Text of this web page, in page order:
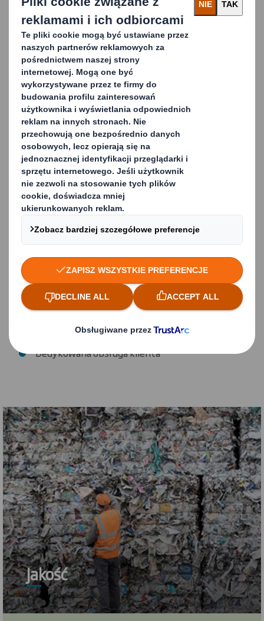
Działając zgodnie z naszym motto „The Power of
Less” (mniej znaczy więcej), pomagamy firmom
produkcyjnym w uzyskaniu najwyższej wartości z
recyklingu przez wdrażanie rozwiązań
przekładających się na mniej odpadów, mniejsze
koszty i mniejszą złożoność.
W przeciwieństwie do pewnych firm zajmujących się
gospodarką odpadami, nie inwestujemy w utylizację.
To oznacza, że mamy wspólny cel — przekierowanie
jak największej ilości odpadów do recyklingu.
Dlaczego DS Smith?
Współpraca z DS Smith oznacza następujące zalety
dla firm produkcyjnych:
Niższe koszty w perspektywie
długoterminowej
Zgodność z celami produkcyjnymi dotyczącymi
ochrony środowiska
Dedykowana obsługa klienta
Jakość